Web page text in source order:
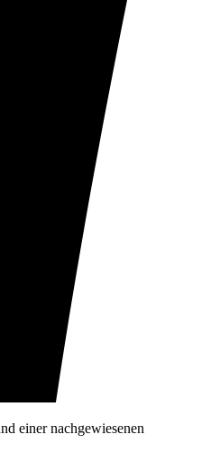
einer nachgewiesenen